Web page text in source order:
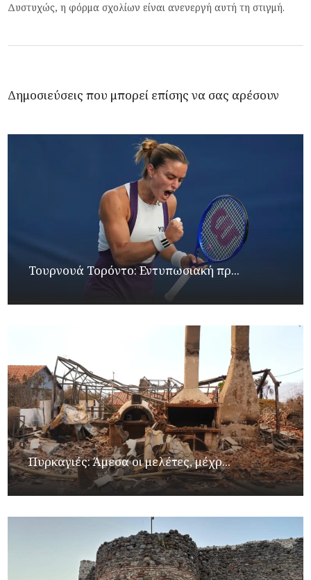
Δυστυχώς, η φόρμα σχολίων είναι ανενεργή αυτή τη στιγμή.
Δημοσιεύσεις που μπορεί επίσης να σας αρέσουν
Τουρνουά Τορόντο: Εντυπωσιακή πρ...
Πυρκαγιές: Άμεσα οι μελέτες, μέχρ...